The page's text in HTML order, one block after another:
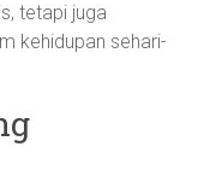
tetapi juga
kehidupan sehari-